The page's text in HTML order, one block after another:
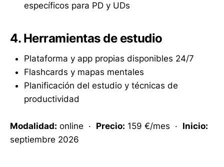
específicos para PD y UDs
4. Herramientas de estudio
Plataforma y app propias disponibles 24/7
Flashcards y mapas mentales
Planificación del estudio y técnicas de
productividad
Modalidad: online · Precio: 159 €/mes · Inicio:
septiembre 2026